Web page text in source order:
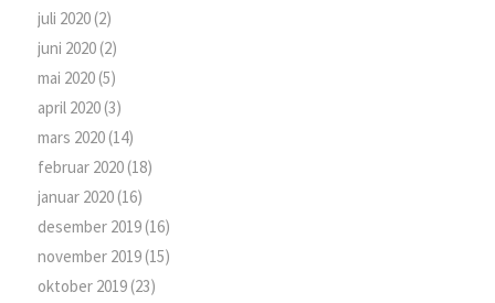
juli 2020(2)
juni 2020(2)
mai 2020(5)
april 2020(3)
mars 2020(14)
februar 2020(18)
januar 2020(16)
desember 2019(16)
november 2019(15)
oktober 2019(23)